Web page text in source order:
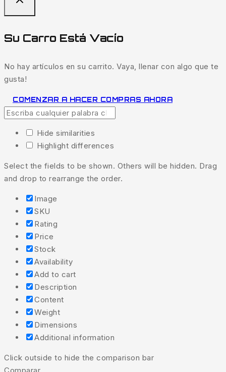
Su Carro Está Vacío
No hay artículos en su carrito. Vaya, llenar con algo que te
gusta!
COMENZAR A HACER COMPRAS AHORA
Hide similarities
Highlight differences
Select the fields to be shown. Others will be hidden. Drag
and drop to rearrange the order.
Image
SKU
Rating
Price
Stock
Availability
Add to cart
Description
Content
Weight
Dimensions
Additional information
Click outside to hide the comparison bar